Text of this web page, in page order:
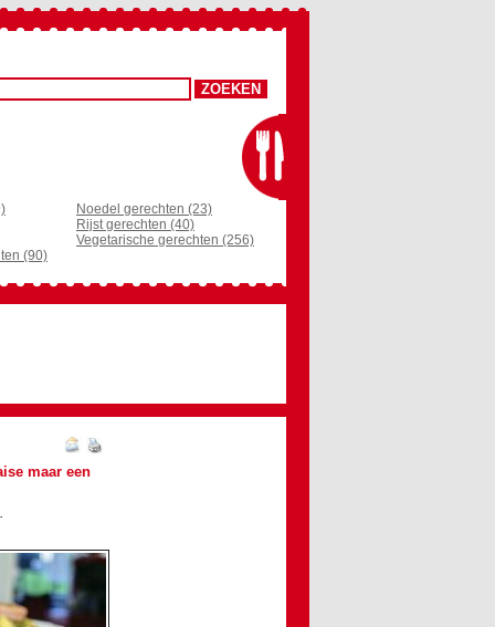
(90)
Noedel gerechten (23)
Rijst gerechten (40)
Vegetarische gerechten (256)
maar een